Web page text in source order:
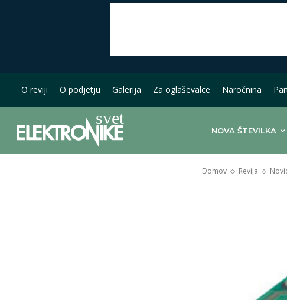
O reviji O podjetju Galerija Za oglaševalce Naročnina
NOVA ŠTEVILKA
Domov Revija